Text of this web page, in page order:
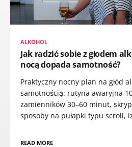
ALKOHOL
Jak radzić sobie z głodem
nocą dopada samotność?
Praktyczny nocny plan na głód
samotnością: rutyna awaryjna
zamienników 30–60 minut,
sposoby na pułapki typu scroll,
READ MORE